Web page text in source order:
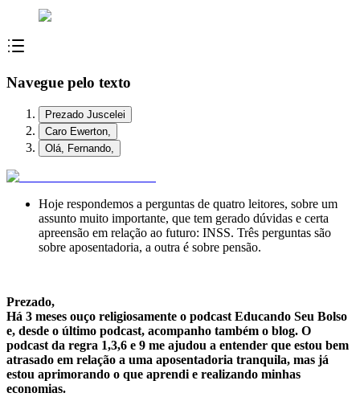
Navegue pelo texto
Prezado Juscelei
Caro Ewerton,
Olá, Fernando,
Hoje respondemos a perguntas de quatro leitores, sobre um
assunto muito importante, que tem gerado dúvidas e certa
apreensão em relação ao futuro: INSS. Três perguntas são
sobre aposentadoria, a outra é sobre pensão.
Prezado,
Há 3 meses ouço religiosamente o podcast Educando Seu Bolso
e, desde o último podcast, acompanho também o blog. O
podcast da regra 1,3,6 e 9 me ajudou a entender que estou bem
atrasado em relação a uma aposentadoria tranquila, mas já
estou aprimorando o que aprendi e realizando minhas
economias.